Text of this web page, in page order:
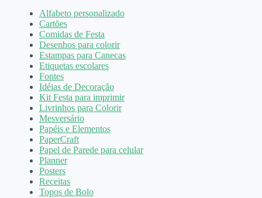
Alfabeto personalizado
Cartões
Comidas de Festa
Desenhos para colorir
Estampas para Canecas
Etiquetas escolares
Fontes
Idéias de Decoração
Kit Festa para imprimir
Livrinhos para Colorir
Mesversário
Papéis e Elementos
PaperCraft
Papel de Parede para celular
Planner
Posters
Receitas
Topos de Bolo